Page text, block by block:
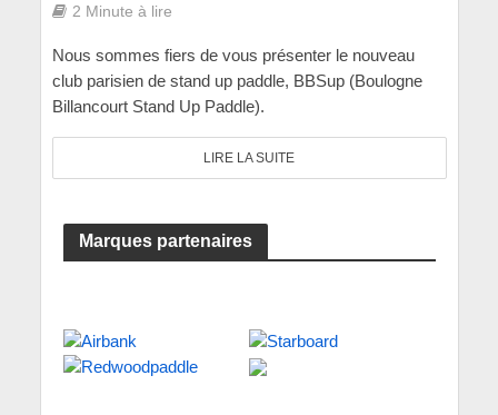
2 Minute à lire
Nous sommes fiers de vous présenter le nouveau
club parisien de stand up paddle, BBSup (Boulogne
Billancourt Stand Up Paddle).
LIRE LA SUITE
Marques partenaires